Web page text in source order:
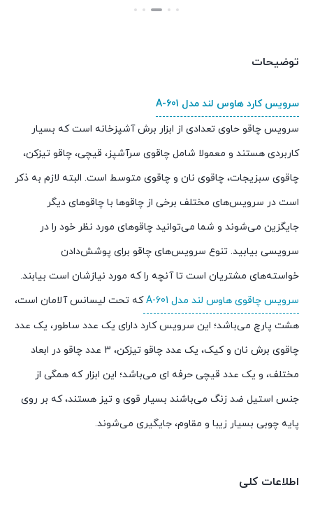
بستن
توضیحات
سرویس کارد هاوس لند مدل A-601
سرویس چاقو حاوی تعدادی از ابزار برش آشپزخانه است که بسیار
کاربردی هستند و معمولا شامل چاقوی سرآشپز، قیچی، چاقو تیز‌کن،
چاقوی سبزیجات، چاقوی نان و چاقوی متوسط است. البته لازم به ذکر
است در سرویس‌های مختلف برخی از چاقوها با چاقو‌های دیگر
جایگزین می‌شوند و شما می‌توانید چاقوهای مورد نظر خود را در
سرویسی بیابید. تنوع سرویس‌های چاقو برای پوشش‌دادن
خواسته‌های مشتریان است تا آنچه را که مورد نیازشان است بیابند.
سرویس چاقوی هاوس لند مدل A-601
که تحت لیسانس آلامان است،
هشت پارچ می‌باشد؛ این سرویس کارد دارای یک عدد ساطور، یک عدد
چاقوی برش نان و کیک، یک عدد چاقو تیزکن، 3 عدد چاقو در ابعاد
مختلف، و یک عدد قیچی حرفه ای می‌باشد؛ این ابزار که همگی از
جنس استیل ضد زنگ می‌باشند بسیار قوی و تیز هستند، که بر روی
پایه چوبی بسیار زیبا و مقاوم، جایگیری می‌شوند.
اطلاعات کلی